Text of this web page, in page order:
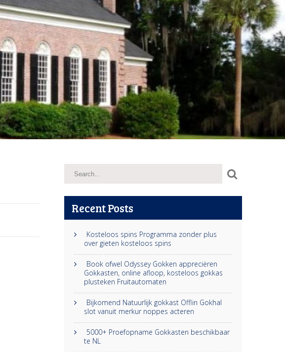
Recent Posts
Kosteloos spins Programma zonder plus
over gieten kosteloos spins
Book ofwel Odyssey Gokken appreciëren
Gokkasten, online afloop, kosteloos gokkas
plusteken Fruitautomaten
Bijkomend Natuurlijk gokkast Offlin Gokhal
slot vanuit merkur noppes acteren
5000+ Proefopname Gokkasten beschikbaar
te NL